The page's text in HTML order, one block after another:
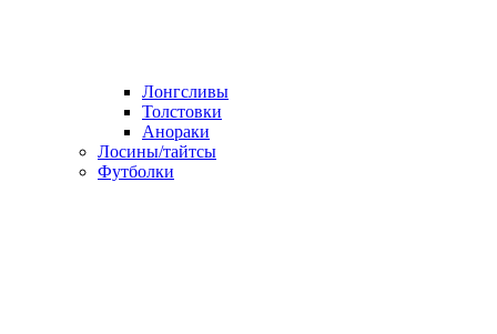
Лонгсливы
Толстовки
Анораки
Лосины/тайтсы
Футболки